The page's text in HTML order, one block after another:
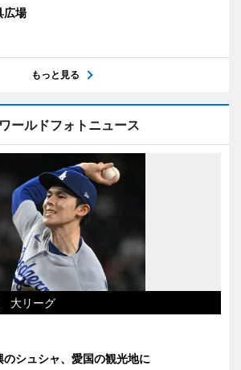
広場
もっと見る
ワールドフォトニュース
大リーグ
のシュシャ、愛国の観光地に